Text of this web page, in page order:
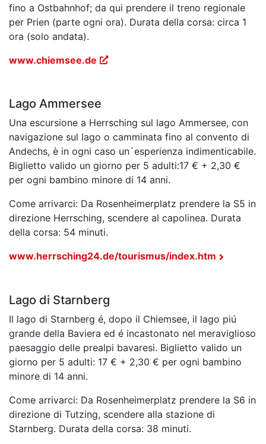
fino a Ostbahnhof; da qui prendere il treno regionale
per Prien (parte ogni ora). Durata della corsa: circa 1
ora (solo andata).
www.chiemsee.de
Lago Ammersee
Una escursione a Herrsching sul lago Ammersee, con
navigazione sul lago o camminata fino al convento di
Andechs, è in ogni caso un´esperienza indimenticabile.
Biglietto valido un giorno per 5 adulti:17 € + 2,30 €
per ogni bambino minore di 14 anni.
Come arrivarci: Da Rosenheimerplatz prendere la S5 in
direzione Herrsching, scendere al capolinea. Durata
della corsa: 54 minuti.
www.herrsching24.de/tourismus/index.htm
Lago di Starnberg
Il lago di Starnberg é, dopo il Chiemsee, il lago piú
grande della Baviera ed é incastonato nel meraviglioso
paesaggio delle prealpi bavaresi. Biglietto valido un
giorno per 5 adulti: 17 € + 2,30 € per ogni bambino
minore di 14 anni.
Come arrivarci: Da Rosenheimerplatz prendere la S6 in
direzione di Tutzing, scendere alla stazione di
Starnberg. Durata della corsa: 38 minuti.